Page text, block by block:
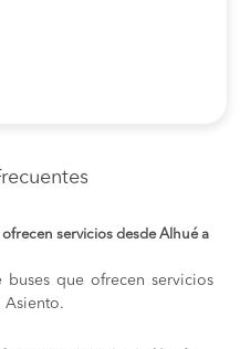
servicios desde Alhué a
buses que ofrecen servicios
Asiento.